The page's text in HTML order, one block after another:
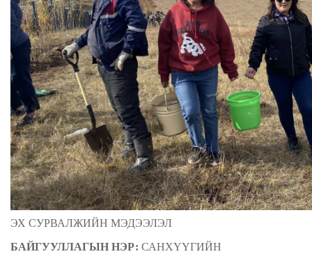
ЭХ СУРВАЛЖИЙН МЭДЭЭЛЭЛ
БАЙГУУЛЛАГЫН НЭР: САНХҮҮГИЙН